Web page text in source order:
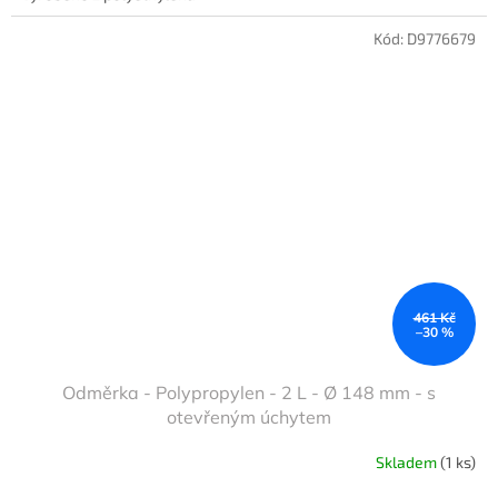
461 Kč
–30 %
Odměrka - Polypropylen - 2 L - Ø 148 mm - s
otevřeným úchytem
Skladem(1 ks)
Kód: D9776679